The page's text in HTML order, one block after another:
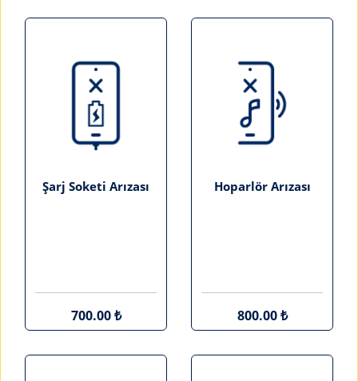
Şarj Soketi Arızası
700.00 ₺
Hoparlör Arızası
800.00 ₺